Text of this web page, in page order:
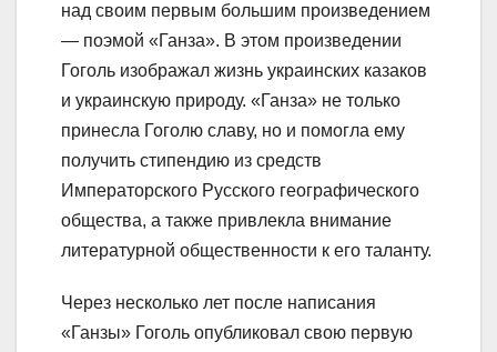
над своим первым большим произведением
— поэмой «Ганза». В этом произведении
Гоголь изображал жизнь украинских казаков
и украинскую природу. «Ганза» не только
принесла Гоголю славу, но и помогла ему
получить стипендию из средств
Императорского Русского географического
общества, а также привлекла внимание
литературной общественности к его таланту.
Через несколько лет после написания
«Ганзы» Гоголь опубликовал свою первую